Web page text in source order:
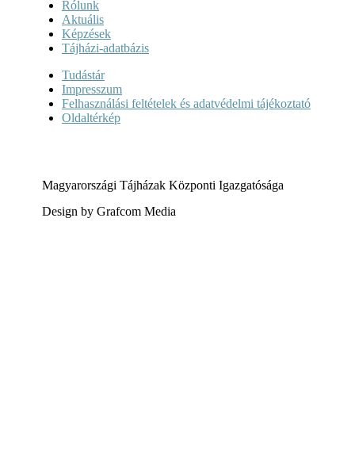
Rólunk
Aktuális
Képzések
Tájházi-adatbázis
Tudástár
Impresszum
Felhasználási feltételek és adatvédelmi tájékoztató
Oldaltérkép
Magyarországi Tájházak Központi Igazgatósága
Design by Grafcom Media